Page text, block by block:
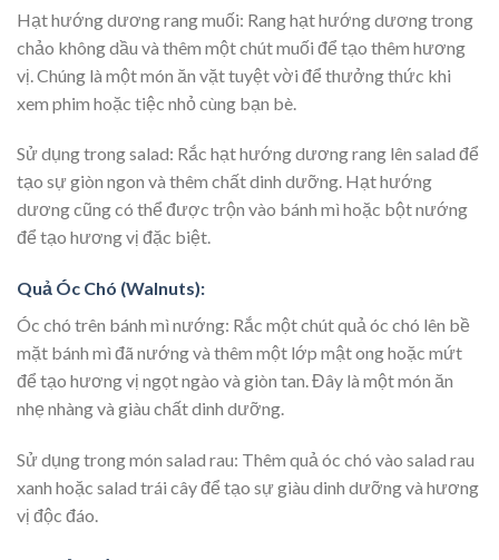
Hạt hướng dương rang muối: Rang hạt hướng dương trong
chảo không dầu và thêm một chút muối để tạo thêm hương
vị. Chúng là một món ăn vặt tuyệt vời để thưởng thức khi
xem phim hoặc tiệc nhỏ cùng bạn bè.
Sử dụng trong salad: Rắc hạt hướng dương rang lên salad để
tạo sự giòn ngon và thêm chất dinh dưỡng. Hạt hướng
dương cũng có thể được trộn vào bánh mì hoặc bột nướng
để tạo hương vị đặc biệt.
Quả Óc Chó (Walnuts):
Óc chó trên bánh mì nướng: Rắc một chút quả óc chó lên bề
mặt bánh mì đã nướng và thêm một lớp mật ong hoặc mứt
để tạo hương vị ngọt ngào và giòn tan. Đây là một món ăn
nhẹ nhàng và giàu chất dinh dưỡng.
Sử dụng trong món salad rau: Thêm quả óc chó vào salad rau
xanh hoặc salad trái cây để tạo sự giàu dinh dưỡng và hương
vị độc đáo.